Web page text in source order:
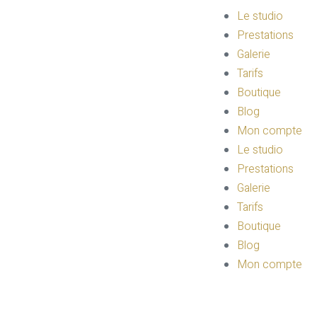
Le studio
Prestations
Galerie
Tarifs
Boutique
Blog
Mon compte
Le studio
Prestations
Galerie
Tarifs
Boutique
Blog
Mon compte